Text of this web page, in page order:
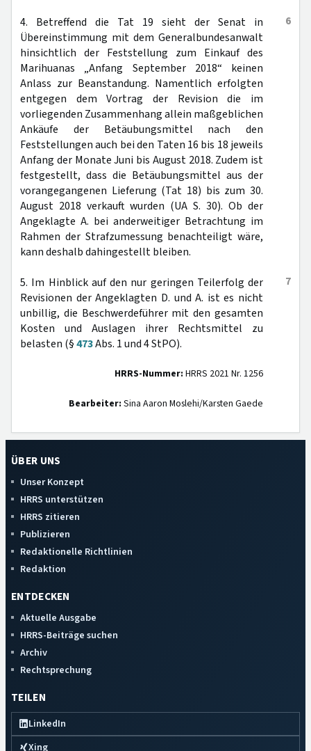
6
4. Betreffend die Tat 19 sieht der Senat in
Übereinstimmung mit dem Generalbundesanwalt
hinsichtlich der Feststellung zum Einkauf des
Marihuanas „Anfang September 2018“ keinen
Anlass zur Beanstandung. Namentlich erfolgten
entgegen dem Vortrag der Revision die im
vorliegenden Zusammenhang allein maßgeblichen
Ankäufe der Betäubungsmittel nach den
Feststellungen auch bei den Taten 16 bis 18 jeweils
Anfang der Monate Juni bis August 2018. Zudem ist
festgestellt, dass die Betäubungsmittel aus der
vorangegangenen Lieferung (Tat 18) bis zum 30.
August 2018 verkauft wurden (UA S. 30). Ob der
Angeklagte A. bei anderweitiger Betrachtung im
Rahmen der Strafzumessung benachteiligt wäre,
kann deshalb dahingestellt bleiben.
7
5. Im Hinblick auf den nur geringen Teilerfolg der
Revisionen der Angeklagten D. und A. ist es nicht
unbillig, die Beschwerdeführer mit den gesamten
Kosten und Auslagen ihrer Rechtsmittel zu
belasten (§473Abs. 1 und 4 StPO).
HRRS-Nummer: HRRS 2021 Nr. 1256
Bearbeiter: Sina Aaron Moslehi/Karsten Gaede
ÜBER UNS
Unser Konzept
HRRS unterstützen
HRRS zitieren
Publizieren
Redaktionelle Richtlinien
Redaktion
ENTDECKEN
Aktuelle Ausgabe
HRRS-Beiträge suchen
Archiv
Rechtsprechung
TEILEN
LinkedIn
Xing